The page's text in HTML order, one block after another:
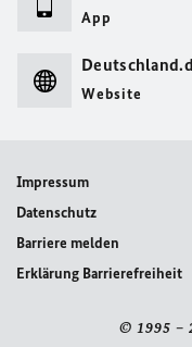
App
Website
Impressum
Datenschutz
Barriere melden
Erklärung Barrierefreiheit
© 1995 –